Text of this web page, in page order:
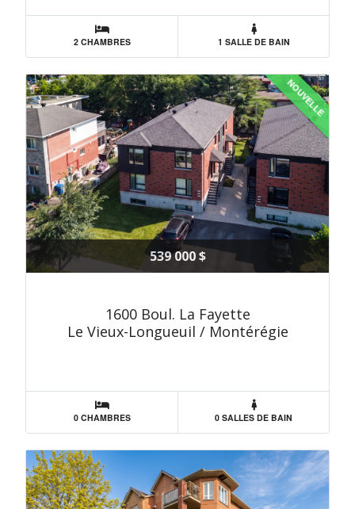
2 CHAMBRES 1 SALLE DE BAIN
NOUVELLE
539 000 $
1600 Boul. La Fayette
Le Vieux-Longueuil / Montérégie
0 CHAMBRES 0 SALLES DE BAIN